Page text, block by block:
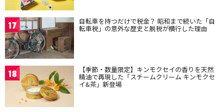
17 自転車を持つだけで税金？ 昭和まで続いた「自
転車税」の意外な歴史と脱税が横行した理由
18 【季節・数量限定】キンモクセイの香りを天然
精油で再現した「スチームクリーム キンモクセ
イ&茶」新登場